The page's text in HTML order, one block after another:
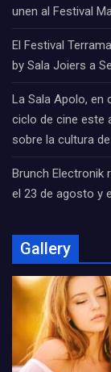
unen al Festival
El Festival
by Sala Joiers a
La Sala Apolo, en
ciclo de cine este
sobre la cultura
Brunch Electronik
el 23 de agosto y
Gallery